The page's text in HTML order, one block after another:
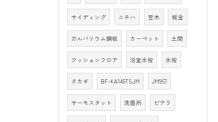
サイディング ニチハ 笠木 板金
ガルバリウム鋼板 カーペット 土間
クッションフロア 浴室水栓 水栓
タカギ BF-KA145TSJM JM957
サーモスタット 洗面所 ピアラ